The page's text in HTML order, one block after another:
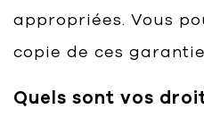
appropriées. Vous
copie de ces
Quels sont vos